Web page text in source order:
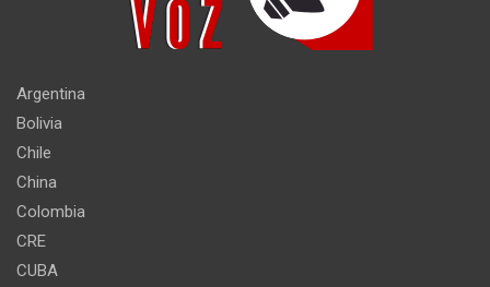
Argentina
Bolivia
Chile
China
Colombia
CRE
CUBA